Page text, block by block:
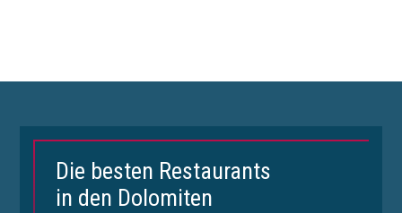
Die besten Restaurants
in den Dolomiten